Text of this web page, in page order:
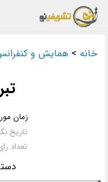
خانه > همایش و
زمان
تاریخ نگارش: ۲۴
تعداد